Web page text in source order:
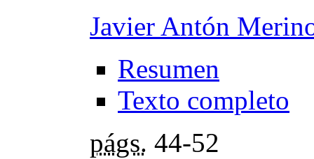
Javier Antón
Resumen
Texto completo
págs. 44-52